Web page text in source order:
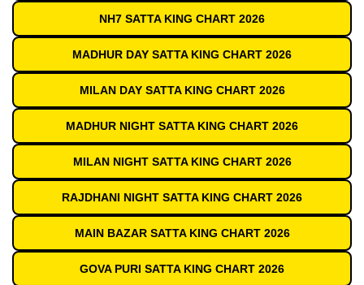
NH7 SATTA KING CHART 2026
MADHUR DAY SATTA KING CHART 2026
MILAN DAY SATTA KING CHART 2026
MADHUR NIGHT SATTA KING CHART 2026
MILAN NIGHT SATTA KING CHART 2026
RAJDHANI NIGHT SATTA KING CHART 2026
MAIN BAZAR SATTA KING CHART 2026
GOVA PURI SATTA KING CHART 2026